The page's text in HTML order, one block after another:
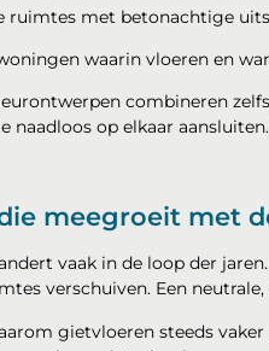
ruimtes met betonachtige
waarin vloeren en
combineren
naadloos op elkaar
meegroeit met
vaak in de loop der
verschuiven. Een
gietvloeren steeds